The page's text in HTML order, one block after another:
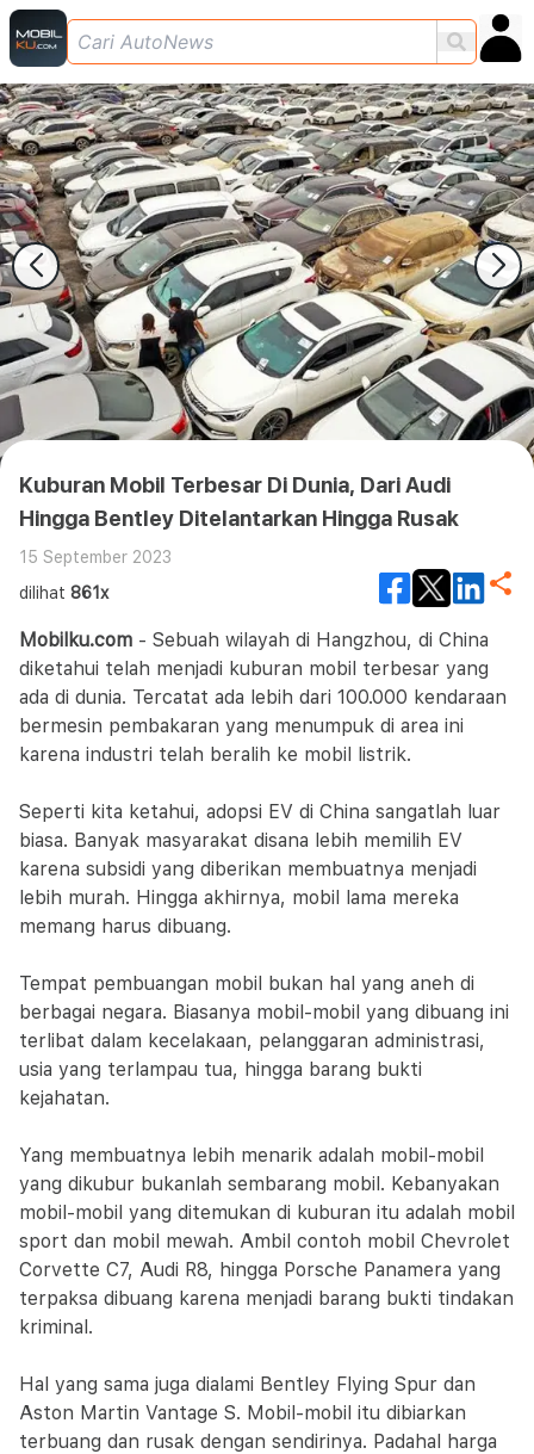
Kuburan Mobil Terbesar Di Dunia, Dari Audi
Hingga Bentley Ditelantarkan Hingga Rusak
15 September 2023
dilihat 861x
Mobilku.com - Sebuah wilayah di Hangzhou, di China
diketahui telah menjadi kuburan mobil terbesar yang
ada di dunia. Tercatat ada lebih dari 100.000 kendaraan
bermesin pembakaran yang menumpuk di area ini
karena industri telah beralih ke mobil listrik.
Seperti kita ketahui, adopsi EV di China sangatlah luar
biasa. Banyak masyarakat disana lebih memilih EV
karena subsidi yang diberikan membuatnya menjadi
lebih murah. Hingga akhirnya, mobil lama mereka
memang harus dibuang.
Tempat pembuangan mobil bukan hal yang aneh di
berbagai negara. Biasanya mobil-mobil yang dibuang ini
terlibat dalam kecelakaan, pelanggaran administrasi,
usia yang terlampau tua, hingga barang bukti
kejahatan.
Yang membuatnya lebih menarik adalah mobil-mobil
yang dikubur bukanlah sembarang mobil. Kebanyakan
mobil-mobil yang ditemukan di kuburan itu adalah mobil
sport dan mobil mewah. Ambil contoh mobil Chevrolet
Corvette C7, Audi R8, hingga Porsche Panamera yang
terpaksa dibuang karena menjadi barang bukti tindakan
kriminal.
Hal yang sama juga dialami Bentley Flying Spur dan
Aston Martin Vantage S. Mobil-mobil itu dibiarkan
terbuang dan rusak dengan sendirinya. Padahal harga